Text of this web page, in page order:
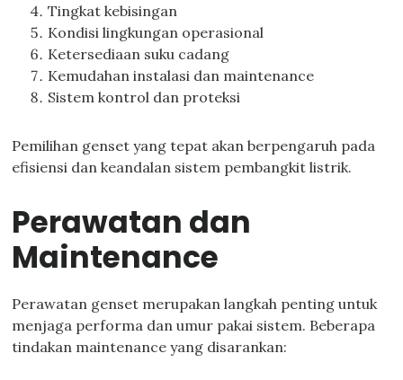
Tingkat kebisingan
Kondisi lingkungan operasional
Ketersediaan suku cadang
Kemudahan instalasi dan maintenance
Sistem kontrol dan proteksi
Pemilihan genset yang tepat akan berpengaruh pada
efisiensi dan keandalan sistem pembangkit listrik.
Perawatan dan
Maintenance
Perawatan genset merupakan langkah penting untuk
menjaga performa dan umur pakai sistem. Beberapa
tindakan maintenance yang disarankan: